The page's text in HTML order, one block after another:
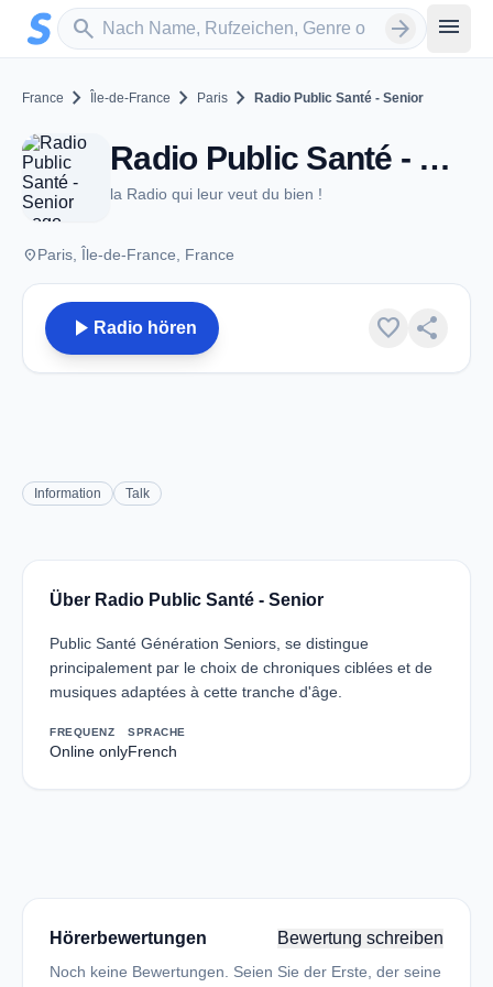
Zum Hauptinhalt springen
search
Sender suchen arrow_forward menu
France chevron_right Île-de-France chevron_right Paris chevron_right Radio Public Santé - Senior
Radio Public Santé - Senior - Paris
la Radio qui leur veut du bien !
placeParis, Île-de-France, France
play_arrow Radio hören favorite share
Information Talk
Über Radio Public Santé - Senior
Public Santé Génération Seniors, se distingue
principalement par le choix de chroniques ciblées et de
musiques adaptées à cette tranche d'âge.
FREQUENZ
Online only
SPRACHE
French
Hörerbewertungen Bewertung schreiben
Noch keine Bewertungen. Seien Sie der Erste, der seine